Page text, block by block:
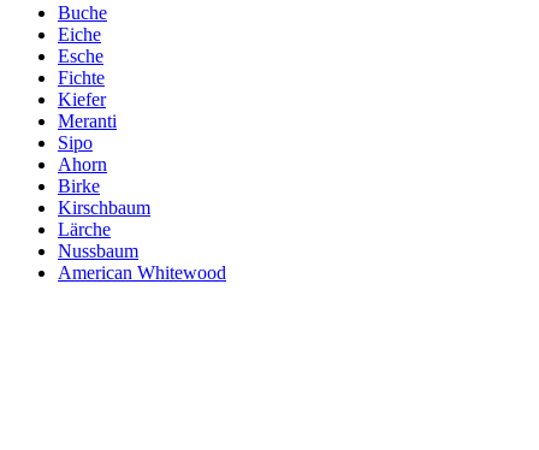
Buche
Eiche
Esche
Fichte
Kiefer
Meranti
Sipo
Ahorn
Birke
Kirschbaum
Lärche
Nussbaum
American Whitewood